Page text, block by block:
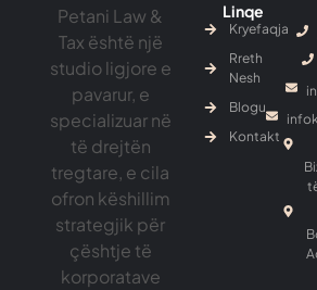
Petani Law &
Tax është një
studio ligjore e
pavarur, e
specializuar në
të drejtën
tregtare, e cila
ofron këshillim
strategjik për
çështje të
korporatave
Linqe
Kryefaqja
Rreth
Nesh
Blogu
Kontakt